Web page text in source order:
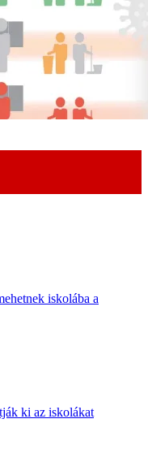
iskolába a
ki az iskolákat